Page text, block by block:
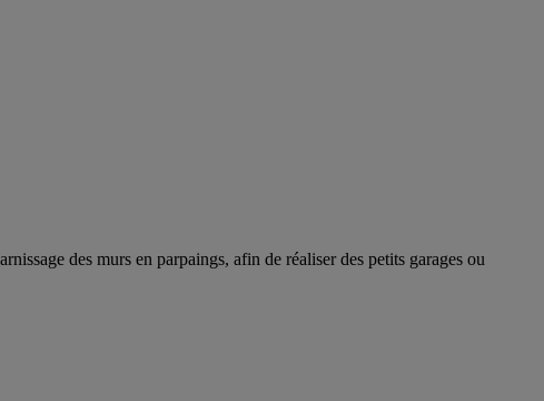
des murs en parpaings, afin de réaliser des petits garages ou